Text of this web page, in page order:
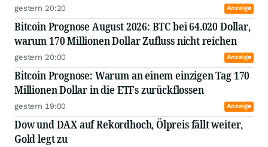
gestern 20:20 Anzeige
Bitcoin Prognose August 2026: BTC bei 64.020 Dollar,
warum 170 Millionen Dollar Zufluss nicht reichen
gestern 20:00 Anzeige
Bitcoin Prognose: Warum an einem einzigen Tag 170
Millionen Dollar in die ETFs zurückflossen
gestern 19:00 Anzeige
Dow und DAX auf Rekordhoch, Ölpreis fällt weiter,
Gold legt zu